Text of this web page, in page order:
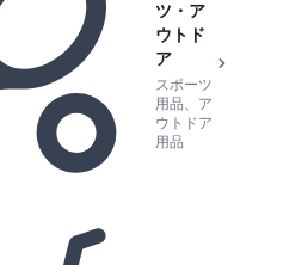
ツ・ア
ウトド
ア
スポーツ
用品、ア
ウトドア
用品